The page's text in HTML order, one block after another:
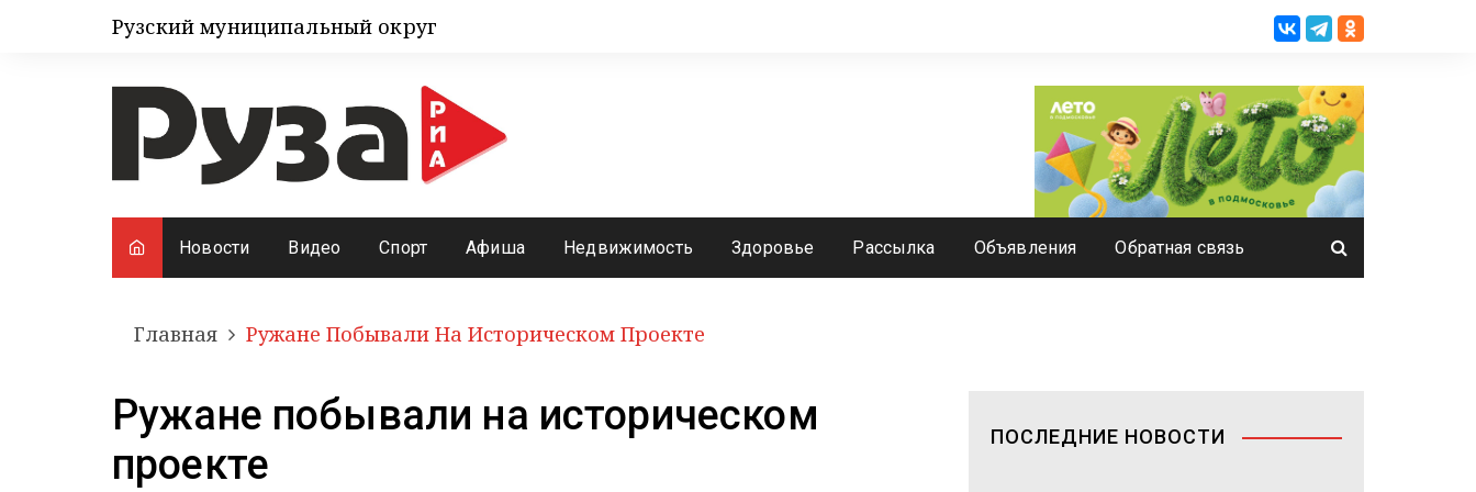
Рузский муниципальный округ
Новости Видео Спорт Афиша Недвижимость Здоровье Рассылка Объявления Обратная связь
Главная Ружане Побывали На Историческом Проекте
Ружане побывали на историческом
проекте
ПОСЛЕДНИЕ НОВОСТИ